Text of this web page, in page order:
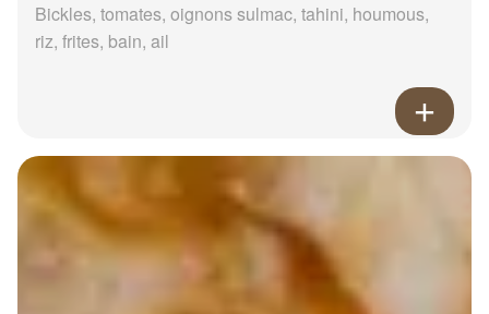
Bickles, tomates, oignons sulmac, tahini, houmous,
riz, frites, bain, ail